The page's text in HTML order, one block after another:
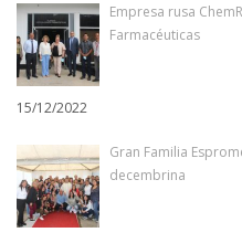
Empresa rusa
Farmacéuticas
15/12/2022
Gran Familia
decembrina